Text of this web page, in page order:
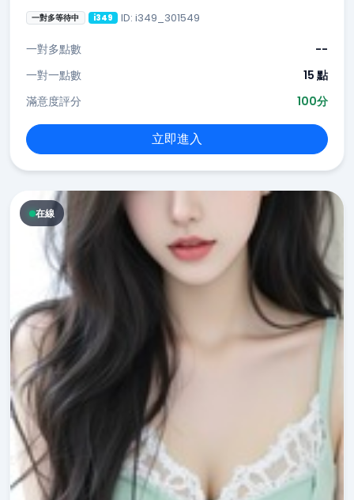
一對多等待中 i349 ID: i349_301549
一對多點數
--
一對一點數
15 點
滿意度評分
100分
立即進入
在線